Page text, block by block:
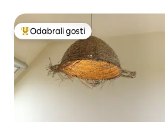
Među najviše rangiranima s
Odabrali gosti